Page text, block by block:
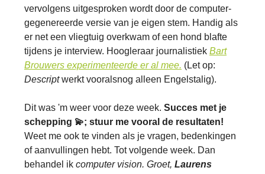
vervolgens uitgesproken wordt door de computer-
gegenereerde versie van je eigen stem. Handig als
er net een vliegtuig overkwam of een hond blafte
tijdens je interview. Hoogleraar journalistiek Bart
Brouwers experimenteerde er al mee. (Let op:
Descriptwerkt vooralsnog alleen Engelstalig).
Dit was 'm weer voor deze week. Succes met je
schepping 💫; stuur me vooral de resultaten!
Weet me ook te vinden als je vragen, bedenkingen
of aanvullingen hebt. Tot volgende week. Dan
behandel ik computer vision. Groet, Laurens